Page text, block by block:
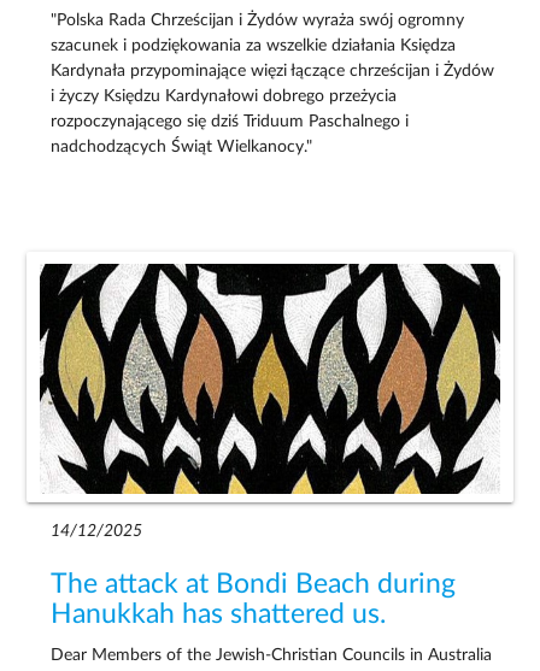
"Polska Rada Chrześcijan i Żydów wyraża swój ogromny
szacunek i podziękowania za wszelkie działania Księdza
Kardynała przypominające więzi łączące chrześcijan i Żydów
i życzy Księdzu Kardynałowi dobrego przeżycia
rozpoczynającego się dziś Triduum Paschalnego i
nadchodzących Świąt Wielkanocy."
14/12/2025
The attack at Bondi Beach during
Hanukkah has shattered us.
Dear Members of the Jewish-Christian Councils in Australia